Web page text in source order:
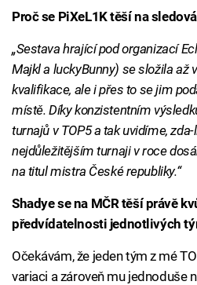
Proč se PiXeL1K těší na
„Sestava hrající pod organizací
Majkl a luckyBunny) se složila až
kvalifikace, ale i přes to se jim
místě. Díky konzistentním
turnajů v TOP5 a tak uvidíme,
nejdůležitějším turnaji v roce
na titul mistra České republiky.“
Shadye se na MČR těší právě
předvídatelnosti jednotlivých
Očekávám, že jeden tým z mé
variaci a zároveň mu jednoduše